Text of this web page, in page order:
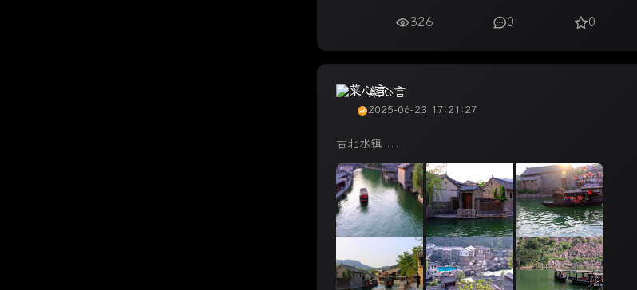
326 0 0
菜心言
2025-06-23 17:21:27
古北水镇 ...